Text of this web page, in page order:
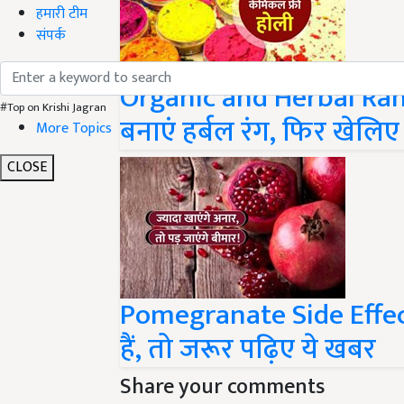
हमारी टीम
संपर्क
#Top on Krishi Jagran
More Topics
CLOSE
Organic and Herbal
बनाएं हर्बल रंग, फिर
Pomegranate Side
हैं, तो जरूर पढ़िए ये खबर
Share your comments